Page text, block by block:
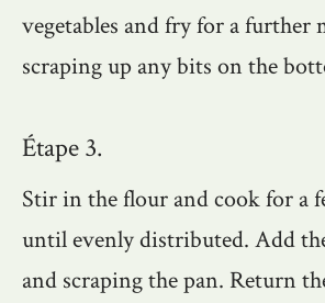
vegetables and fry for a further
scraping up any bits on the
Étape 3.
Stir in the flour and cook for a
until evenly distributed. Add
and scraping the pan. Return